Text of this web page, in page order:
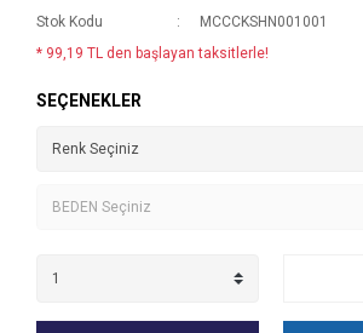
Stok Kodu
MCCCKSHN001001
* 99,19 TL den başlayan taksitlerle!
SEÇENEKLER